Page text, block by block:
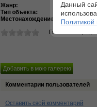
Жанр:
Городской
Тип объекта:
Картина
Местонахождение:
Голосов:0
Комментарии пользователей
Оставить свой комментарий
Данный
Политикой